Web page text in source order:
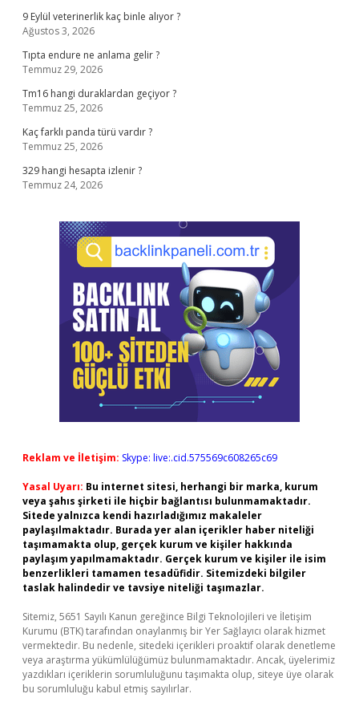
9 Eylül veterinerlik kaç binle alıyor ?
Ağustos 3, 2026
Tıpta endure ne anlama gelir ?
Temmuz 29, 2026
Tm16 hangi duraklardan geçiyor ?
Temmuz 25, 2026
Kaç farklı panda türü vardır ?
Temmuz 25, 2026
329 hangi hesapta izlenir ?
Temmuz 24, 2026
Reklam ve İletişim: Skype: live:.cid.575569c608265c69
Yasal Uyarı: Bu internet sitesi, herhangi bir marka, kurum
veya şahıs şirketi ile hiçbir bağlantısı bulunmamaktadır.
Sitede yalnızca kendi hazırladığımız makaleler
paylaşılmaktadır. Burada yer alan içerikler haber niteliği
taşımamakta olup, gerçek kurum ve kişiler hakkında
paylaşım yapılmamaktadır. Gerçek kurum ve kişiler ile isim
benzerlikleri tamamen tesadüfidir. Sitemizdeki bilgiler
taslak halindedir ve tavsiye niteliği taşımazlar.
Sitemiz, 5651 Sayılı Kanun gereğince Bilgi Teknolojileri ve İletişim
Kurumu (BTK) tarafından onaylanmış bir Yer Sağlayıcı olarak hizmet
vermektedir. Bu nedenle, sitedeki içerikleri proaktif olarak denetleme
veya araştırma yükümlülüğümüz bulunmamaktadır. Ancak, üyelerimiz
yazdıkları içeriklerin sorumluluğunu taşımakta olup, siteye üye olarak
bu sorumluluğu kabul etmiş sayılırlar.